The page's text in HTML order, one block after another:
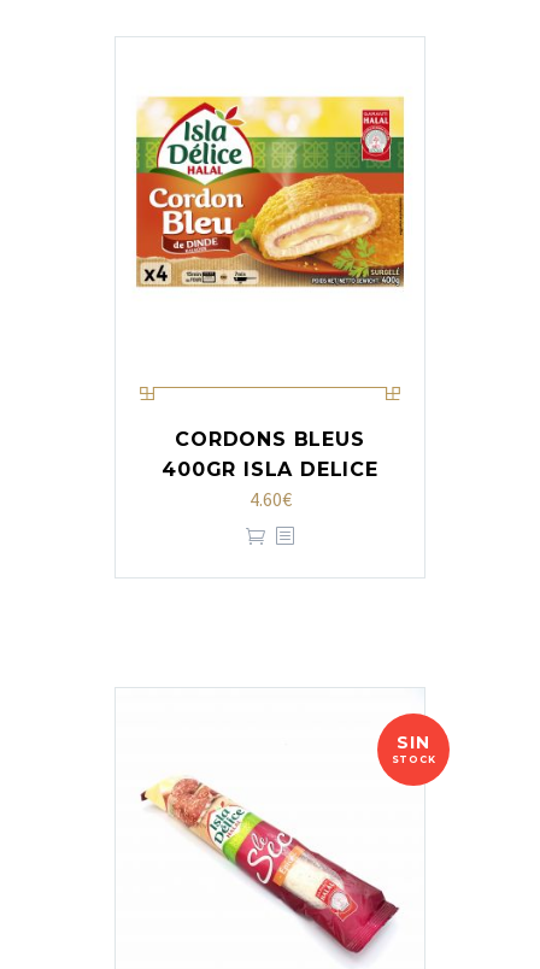
CORDONS BLEUS
400GR ISLA DELICE
4.60€
SIN
STOCK